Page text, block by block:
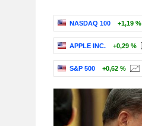
NASDAQ 100 +1,19 %
APPLE INC. +0,29 %
S&P 500 +0,62 %